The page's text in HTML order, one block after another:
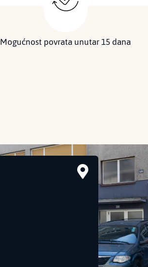
Mogućnost povrata unutar 15 dana